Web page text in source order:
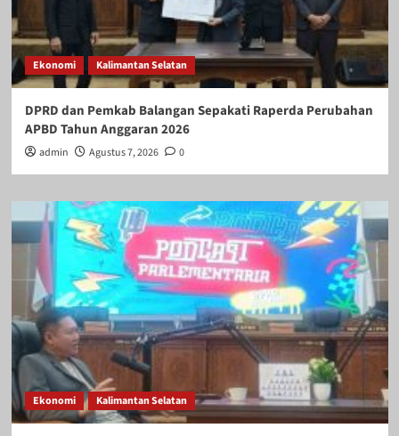
Ekonomi Kalimantan Selatan
DPRD dan Pemkab Balangan Sepakati Raperda Perubahan
APBD Tahun Anggaran 2026
admin Agustus 7, 2026 0
Ekonomi Kalimantan Selatan